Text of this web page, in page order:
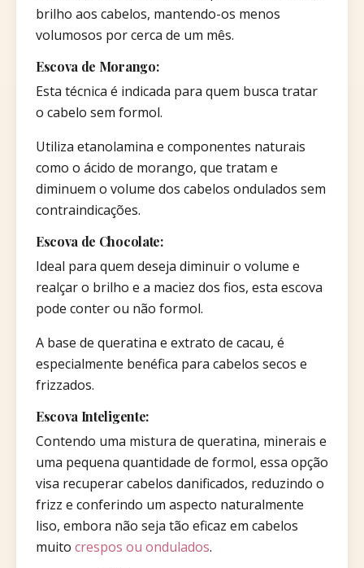
brilho aos cabelos, mantendo-os menos
volumosos por cerca de um mês.
Escova de Morango:
Esta técnica é indicada para quem busca tratar
o cabelo sem formol.
Utiliza etanolamina e componentes naturais
como o ácido de morango, que tratam e
diminuem o volume dos cabelos ondulados sem
contraindicações.
Escova de Chocolate:
Ideal para quem deseja diminuir o volume e
realçar o brilho e a maciez dos fios, esta escova
pode conter ou não formol.
A base de queratina e extrato de cacau, é
especialmente benéfica para cabelos secos e
frizzados.
Escova Inteligente:
Contendo uma mistura de queratina, minerais e
uma pequena quantidade de formol, essa opção
visa recuperar cabelos danificados, reduzindo o
frizz e conferindo um aspecto naturalmente
liso, embora não seja tão eficaz em cabelos
muito crespos ou ondulados.